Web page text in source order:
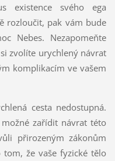
existence svého ega
rozloučit, pak vám bude
Nebes. Nezapomeňte
zvolíte urychlený návrat
komplikacím ve vašem
cesta nedostupná.
zařídit návrat této
přirozeným zákonům
že vaše fyzické tělo